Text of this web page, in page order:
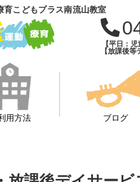
こどもプラス南流山教室
【平日：
【放課後
用方法 ブログ